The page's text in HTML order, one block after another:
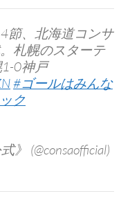
節、北海道コンサ
札幌のスターテ
1-0神戸
#ゴールはみんな
ク
(@consaofficial)